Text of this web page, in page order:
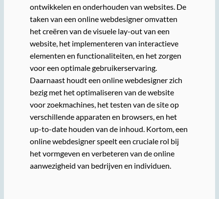
ontwikkelen en onderhouden van websites. De
taken van een online webdesigner omvatten
het creëren van de visuele lay-out van een
website, het implementeren van interactieve
elementen en functionaliteiten, en het zorgen
voor een optimale gebruikerservaring.
Daarnaast houdt een online webdesigner zich
bezig met het optimaliseren van de website
voor zoekmachines, het testen van de site op
verschillende apparaten en browsers, en het
up-to-date houden van de inhoud. Kortom, een
online webdesigner speelt een cruciale rol bij
het vormgeven en verbeteren van de online
aanwezigheid van bedrijven en individuen.